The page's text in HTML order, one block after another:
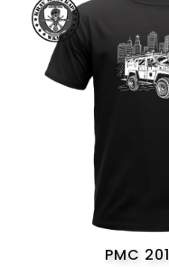
PMC 201